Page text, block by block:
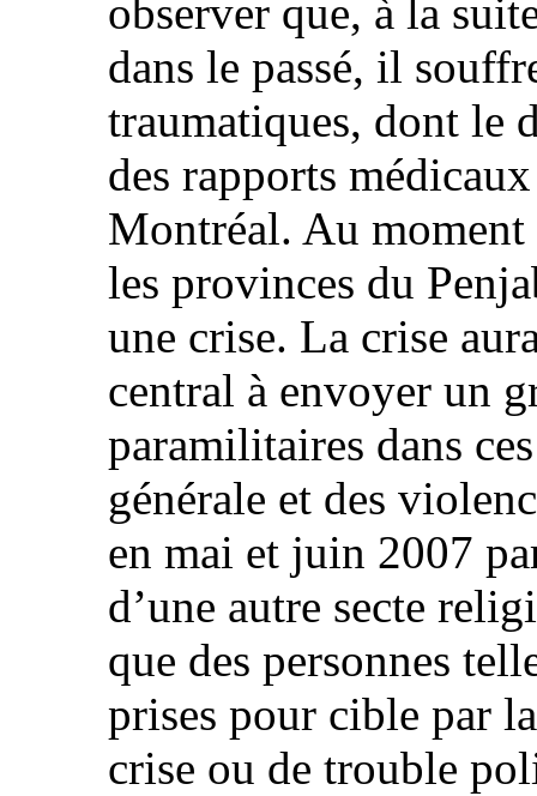
observer que, à la
dans le passé, il
traumatiques, dont le
des rapports
Montréal. Au
les provinces du
une crise. La crise
central à envoyer un
paramilitaires dans
générale et des
en mai et juin 2007
d’une autre secte
que des personnes
prises pour cible par
crise ou de trouble